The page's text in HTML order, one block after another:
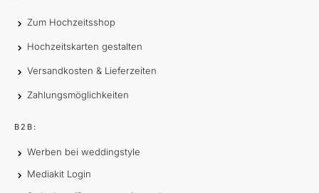
Zum Hochzeitsshop
Hochzeitskarten gestalten
Versandkosten & Lieferzeiten
Zahlungsmöglichkeiten
B2B:
Werben bei weddingstyle
Mediakit Login